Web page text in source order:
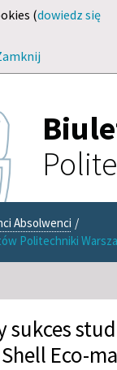
(dowiedz się
Absolwenci /
Politechniki
sukces
Eco-